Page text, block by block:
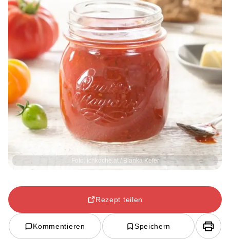
Foto: ichkoche.at / Blanka Kefer
Rezept teilen
Kommentieren Speichern